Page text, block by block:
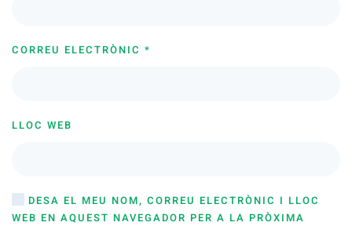
CORREU ELECTRÒNIC *
LLOC WEB
DESA EL MEU NOM, CORREU ELECTRÒNIC I LLOC
WEB EN AQUEST NAVEGADOR PER A LA PRÒXIMA